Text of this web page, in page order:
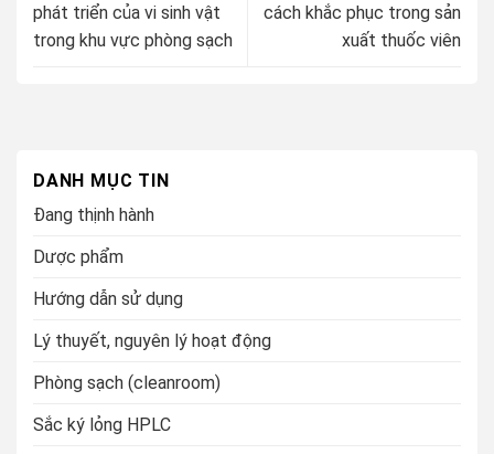
phát triển của vi sinh vật
trong khu vực phòng sạch
cách khắc phục trong sản
xuất thuốc viên
DANH MỤC TIN
Đang thịnh hành
Dược phẩm
Hướng dẫn sử dụng
Lý thuyết, nguyên lý hoạt động
Phòng sạch (cleanroom)
Sắc ký lỏng HPLC